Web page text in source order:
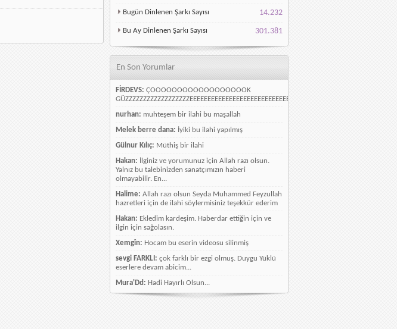
Bugün Dinlenen Şarkı Sayısı 14.232
Bu Ay Dinlenen Şarkı Sayısı 301.381
En Son Yorumlar
FİRDEVS: ÇOOOOOOOOOOOOOOOOOOK
GÜZZZZZZZZZZZZZZZZZZEEEEEEEEEEEEEEEEEEEEEEEEEEEEELLLLLLLLLLLLLLLLLLLLLLLL
nurhan: muhteşem bir ilahi bu maşallah
Melek berre dana: İyiki bu ilahi yapılmış
Gülnur Kılıç: Müthiş bir ilahi
Hakan: İlginiz ve yorumunuz için Allah razı olsun.
Yalnız bu talebinizden sanatçımızın haberi
olmayabilir. En...
Halime: Allah razı olsun Seyda Muhammed Feyzullah
hazretleri için de ilahi söylermisiniz teşekkür ederim
Hakan: Ekledim kardeşim. Haberdar ettiğin için ve
ilgin için sağolasın.
Xemgîn: Hocam bu eserin videosu silinmiş
sevgi FARKLI: çok farklı bir ezgi olmuş. Duygu Yüklü
eserlere devam abicim...
Mura'Dd: Hadi Hayırlı Olsun...